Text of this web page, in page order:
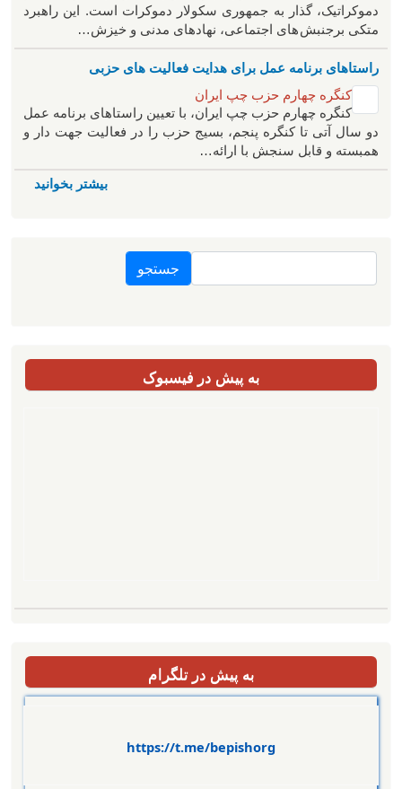
دموکراتیک، گذار به جمهوری سکولار دموکرات است. این راهبرد
متکی برجنبش های اجتماعی، نهادهای مدنی و خیزش‌…
راستاهای برنامه عمل برای هدایت فعالیت های حزبی
کنگره چهارم حزب چپ ایران
کنگره چهارم حزب چپ ایران، با تعیین راستاهای برنامه عمل
دو سال آتی تا کنگره پنجم، بسیج حزب را در فعالیت جهت دار و
همبسته و قابل سنجش با ارائه…
بیشتر بخوانید
جستجو
به پیش در فیسبوک
به پیش در تلگرام
https://t.me/bepishorg